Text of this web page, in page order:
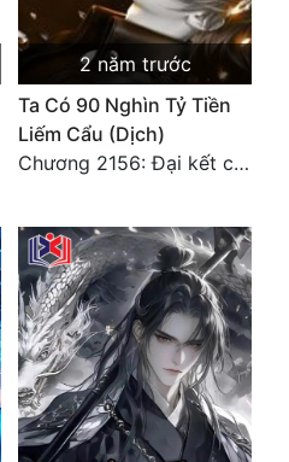
2 năm trước
Ta Có 90 Nghìn Tỷ Tiền
Liếm Cẩu (Dịch)
Chương 2156: Đại kết cục!!!